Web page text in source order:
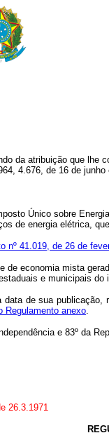
da atribuição que lhe
4.676, de 16 de
Único sobre
de energia elétrica,
nº 41.019, de 26 de
de economia mista
e municipais
de sua
Regulamento anexo.
e 83º da
26.3.1971